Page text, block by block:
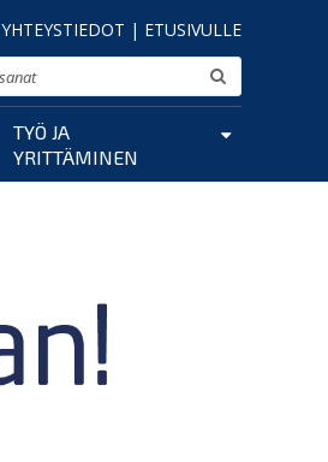
YHTEYSTIEDOT | ETUSIVULLE
TYÖ JA
YRITTÄMINEN